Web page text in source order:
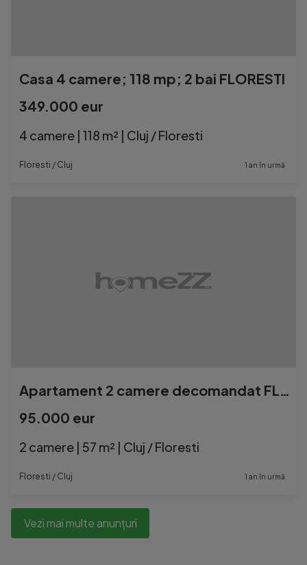
Casa 4 camere; 118 mp; 2 bai FLORESTI
349.000 eur
4 camere | 118 m² | Cluj / Floresti
Floresti / Cluj 1 an în urmă
Apartament 2 camere decomandat FLORESTI
95.000 eur
2 camere | 57 m² | Cluj / Floresti
Floresti / Cluj 1 an în urmă
Vezi mai multe anunțuri